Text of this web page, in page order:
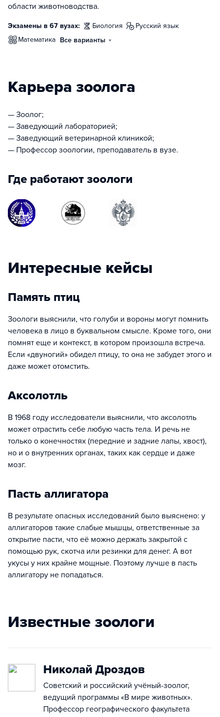
области животноводства.
Экзамены в 67 вузах: биология
русский язык
математика Все варианты
Карьера зоолога
— Зоолог;
— Заведующий лабораторией;
— Заведующий ветеринарной клиникой;
— Профессор зоологии, преподаватель в вузе.
Где работают зоологи
Интересные кейсы
Память птиц
Зоологи выяснили, что голуби и вороны могут помнить
человека в лицо в буквальном смысле. Кроме того, они
помнят еще и контекст, в котором произошла встреча.
Если «двуногий» обидел птицу, то она не забудет этого и
даже может отомстить.
Аксолотль
В 1968 году исследователи выяснили, что аксолотль
может отрастить себе любую часть тела. И речь не
только о конечностях (передние и задние лапы, хвост),
но и о внутренних органах, таких как сердце и даже
мозг.
Пасть аллигатора
В результате опасных исследований было выяснено: у
аллигаторов такие слабые мышцы, ответственные за
открытие пасти, что её можно держать закрытой с
помощью рук, скотча или резинки для денег. А вот
укусы у них крайне мощные. Поэтому лучше в пасть
аллигатору не попадаться.
Известные зоологи
Николай Дроздов
Советский и российский учёный-зоолог,
ведущий программы «В мире животных».
Профессор географического факультета